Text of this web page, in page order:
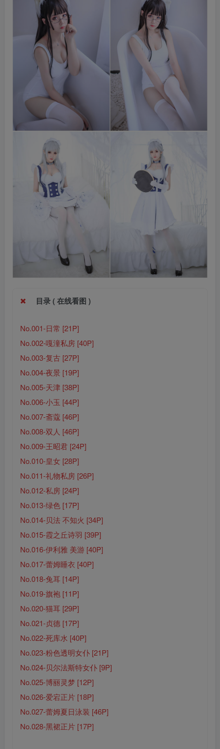
目录 ( 在线看图 )
No.001-日常 [21P]
No.002-嘎潼私房 [40P]
No.003-复古 [27P]
No.004-夜景 [19P]
No.005-天津 [38P]
No.006-小玉 [44P]
No.007-斋蔻 [46P]
No.008-双人 [46P]
No.009-王昭君 [24P]
No.010-皇女 [28P]
No.011-礼物私房 [26P]
No.012-私房 [24P]
No.013-绿色 [17P]
No.014-贝法 不知火 [34P]
No.015-霞之丘诗羽 [39P]
No.016-伊利雅 美游 [40P]
No.017-蕾姆睡衣 [40P]
No.018-兔耳 [14P]
No.019-旗袍 [11P]
No.020-猫耳 [29P]
No.021-贞德 [17P]
No.022-死库水 [40P]
No.023-粉色透明女仆 [21P]
No.024-贝尔法斯特女仆 [9P]
No.025-博丽灵梦 [12P]
No.026-爱宕正片 [18P]
No.027-蕾姆夏日泳装 [46P]
No.028-黑裙正片 [17P]